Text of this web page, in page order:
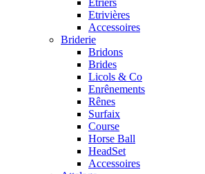
Etriers
Etrivières
Accessoires
Briderie
Bridons
Brides
Licols & Co
Enrênements
Rênes
Surfaix
Course
Horse Ball
HeadSet
Accessoires